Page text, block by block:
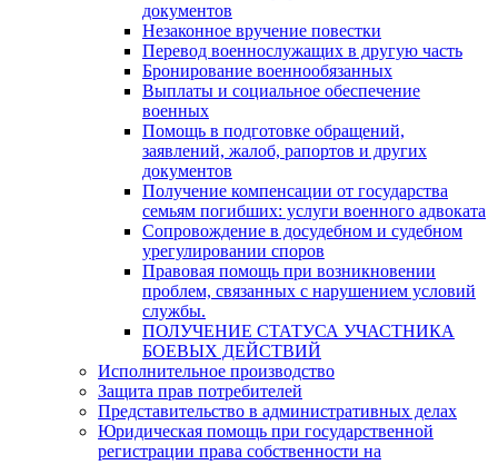
документов
Незаконное вручение повестки
Перевод военнослужащих в другую часть
Бронирование военнообязанных
Выплаты и социальное обеспечение
военных
Помощь в подготовке обращений,
заявлений, жалоб, рапортов и других
документов
Получение компенсации от государства
семьям погибших: услуги военного адвоката
Сопровождение в досудебном и судебном
урегулировании споров
Правовая помощь при возникновении
проблем, связанных с нарушением условий
службы.
ПОЛУЧЕНИЕ СТАТУСА УЧАСТНИКА
БОЕВЫХ ДЕЙСТВИЙ
Исполнительное производство
Защита прав потребителей
Представительство в административных делах
Юридическая помощь при государственной
регистрации права собственности на